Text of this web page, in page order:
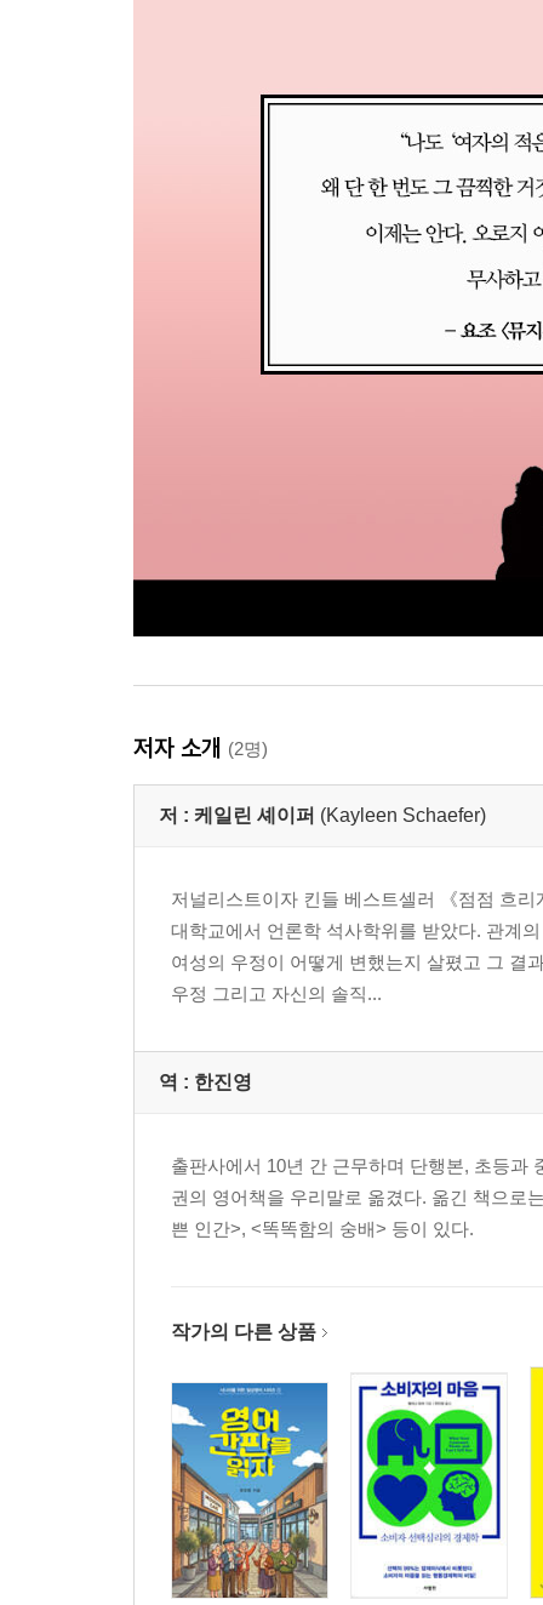
저자 소개 (2명)
저 : 케일린 셰이퍼 (Kayleen Schaefer)
저널리스트이자 킨들 베스트셀러 《점점 흐
대학교에서 언론학 석사학위를 받았다. 관계
여성의 우정이 어떻게 변했는지 살폈고 그 결
우정 그리고 자신의 솔직...
역 : 한진영
출판사에서 10년 간 근무하며 단행본, 초등과
권의 영어책을 우리말로 옮겼다. 옮긴 책으로
쁜 인간>, <똑똑함의 숭배> 등이 있다.
작가의 다른 상품